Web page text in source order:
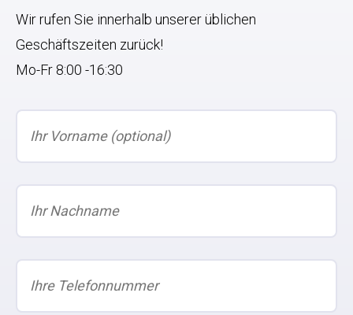
Wir rufen Sie innerhalb unserer üblichen
Geschäftszeiten zurück!
Mo-Fr 8:00 -16:30